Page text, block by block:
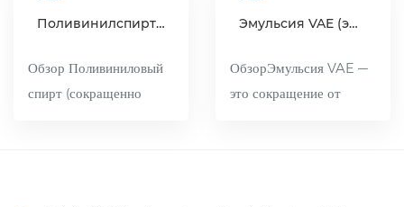
Поливинилспиртовая смола (ПВА) промышленного класса
Обзор Поливиниловый
спирт (сокращенно
Эмульсия VAE (эмульсия сополимера винилацетата и этилена)
ОбзорЭмульсия VAE —
это сокращение от